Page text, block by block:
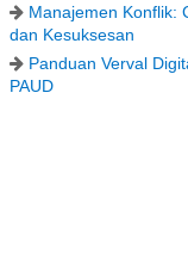
Manajemen Konflik:
dan Kesuksesan
Panduan Verval
PAUD